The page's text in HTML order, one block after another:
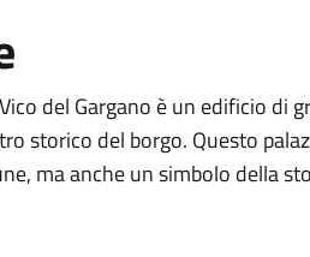
del Gargano è un edificio di
storico del borgo. Questo
ma anche un simbolo della